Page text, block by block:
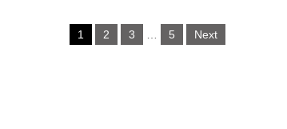
Posts
navigation
1 2 3 5 Next